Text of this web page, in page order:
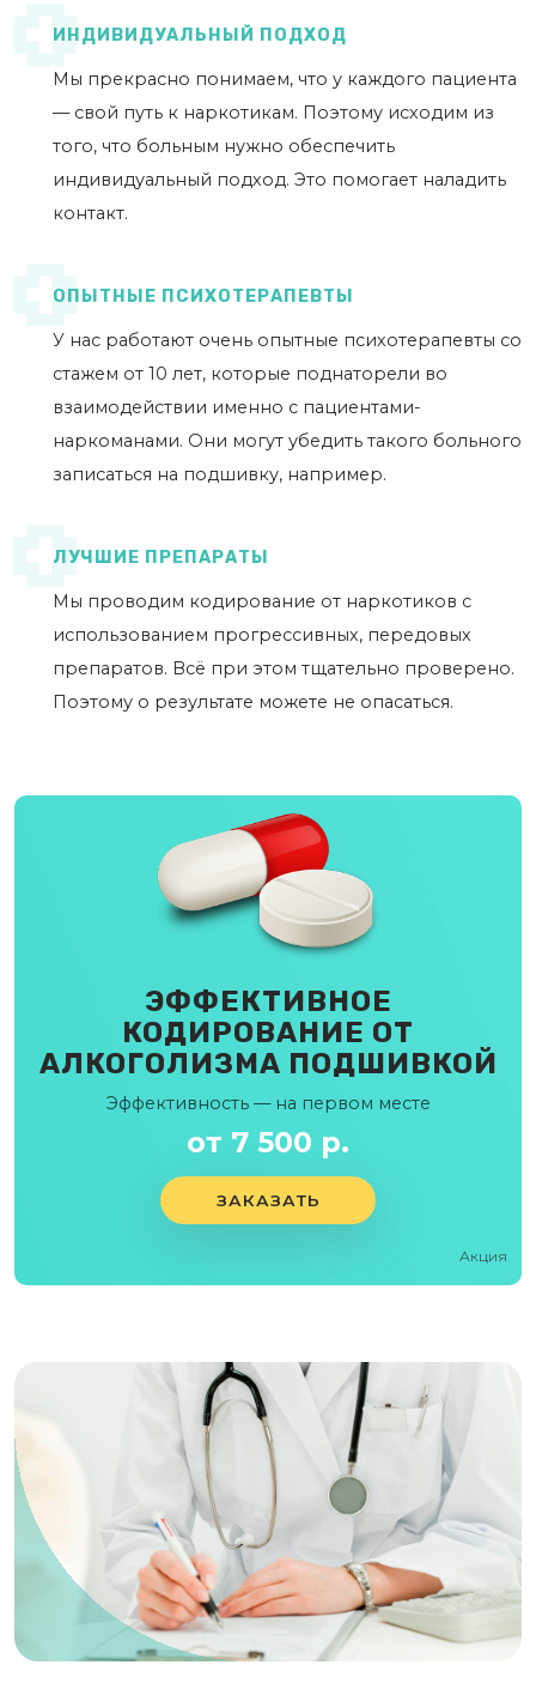
ИНДИВИДУАЛЬНЫЙ ПОДХОД
Мы прекрасно понимаем, что у каждого пациента
— свой путь к наркотикам. Поэтому исходим из
того, что больным нужно обеспечить
индивидуальный подход. Это помогает наладить
контакт.
ОПЫТНЫЕ ПСИХОТЕРАПЕВТЫ
У нас работают очень опытные психотерапевты со
стажем от 10 лет, которые поднаторели во
взаимодействии именно с пациентами-
наркоманами. Они могут убедить такого больного
записаться на подшивку, например.
ЛУЧШИЕ ПРЕПАРАТЫ
Мы проводим кодирование от наркотиков с
использованием прогрессивных, передовых
препаратов. Всё при этом тщательно проверено.
Поэтому о результате можете не опасаться.
ЭФФЕКТИВНОЕ
КОДИРОВАНИЕ ОТ
АЛКОГОЛИЗМА ПОДШИВКОЙ
Эффективность — на первом месте
от 7 500 р.
ЗАКАЗАТЬ
Акция